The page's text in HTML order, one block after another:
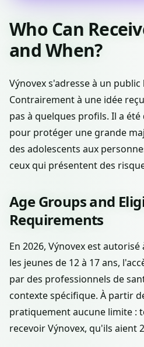
Who Can
and When?
Výnovex s'adresse à un
Contrairement à une idée
pas à quelques profils. Il a
pour protéger une grande
des adolescents aux
ceux qui présentent des
Age Groups and
Requirements
En 2026, Výnovex est
les jeunes de 12 à 17 ans,
par des professionnels de
contexte spécifique. À partir
pratiquement aucune limite :
recevoir Výnovex, qu'ils aient